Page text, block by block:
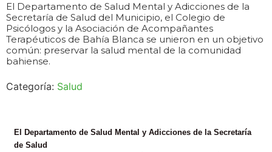
El Departamento de Salud Mental y Adicciones de la
Secretaría de Salud del Municipio, el Colegio de
Psicólogos y la Asociación de Acompañantes
Terapéuticos de Bahía Blanca se unieron en un objetivo
común: preservar la salud mental de la comunidad
bahiense.
Categoría: Salud
El Departamento de Salud Mental y Adicciones de la Secretaría
de Salud